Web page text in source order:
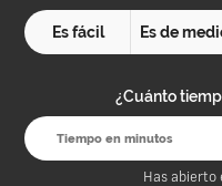
Es fácil Es de
¿Cuánto
Has abierto